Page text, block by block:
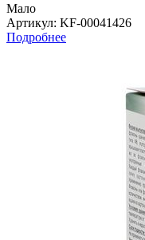
Мало
Артикул: KF-00041426
Подробнее